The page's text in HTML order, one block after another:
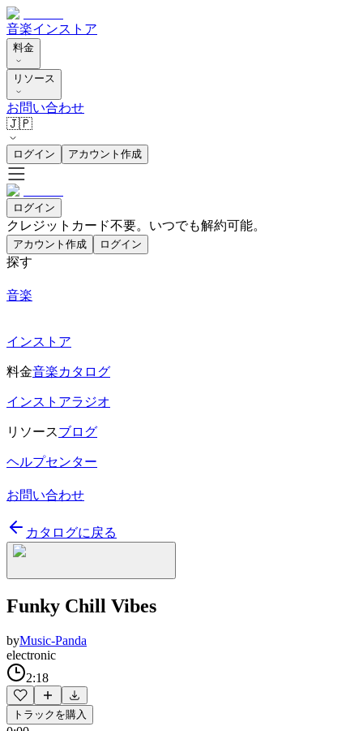
音楽インストア
料金
リソース
お問い合わせ
🇯🇵
ログイン アカウント作成
ログイン
クレジットカード不要。いつでも解約可能。
アカウント作成 ログイン
探す
音楽
インストア
料金音楽カタログ
インストアラジオ
リソースブログ
ヘルプセンター
お問い合わせ
カタログに戻る
Funky Chill Vibes
byMusic-Panda
electronic
2:18
トラックを購入